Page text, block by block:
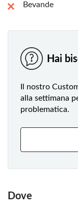
Bevande
Hai
Il nostro
alla settimana
problematica.
Dove